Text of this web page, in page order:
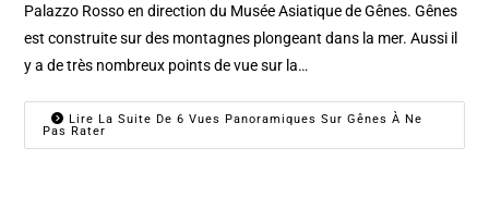
Palazzo Rosso en direction du Musée Asiatique de Gênes. Gênes
est construite sur des montagnes plongeant dans la mer. Aussi il
y a de très nombreux points de vue sur la…
Lire La Suite De 6 Vues Panoramiques Sur Gênes À Ne
Pas Rater